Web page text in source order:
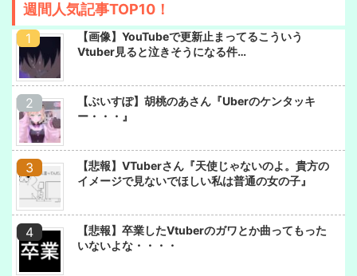
週間人気記事TOP10！
【画像】YouTubeで更新止まってるこういう
Vtuber見ると泣きそうになる件…
【ぶいすぽ】胡桃のあさん『Uberのケンタッキ
ー・・・』
【悲報】VTuberさん『天使じゃないのよ。貴方の
イメージで見ないでほしい私は普通の女の子』
【悲報】卒業したVtuberのガワとか曲ってもった
いないよな・・・・